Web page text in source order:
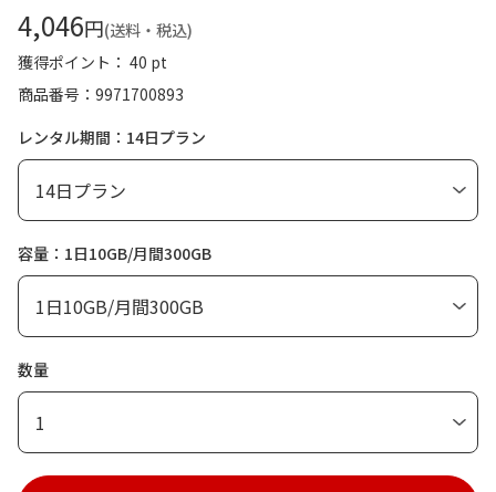
4,046円(送料・税込)
獲得ポイント： 40 pt
商品番号
9971700893
レンタル期間：14日プラン
容量：1日10GB/月間300GB
数量
1